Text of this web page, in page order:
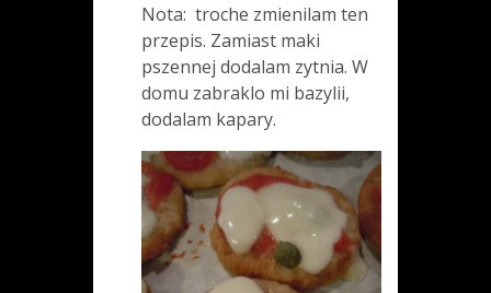
Nota: troche zmienilam ten
przepis. Zamiast maki
pszennej dodalam zytnia. W
domu zabraklo mi bazylii,
dodalam kapary.